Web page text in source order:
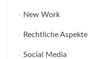
New Work
Rechtliche Aspekte
Social Media